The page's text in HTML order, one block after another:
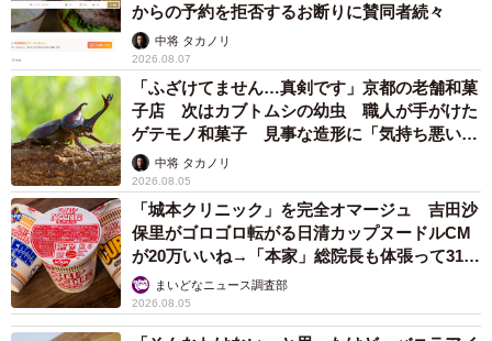
からの予約を拒否するお断りに賛同者続々
中将 タカノリ
2026.08.07
「ふざけてません…真剣です」京都の老舗和菓
子店 次はカブトムシの幼虫 職人が手がけた
ゲテモノ和菓子 見事な造形に「気持ち悪いく
らいリアル」
中将 タカノリ
2026.08.05
「城本クリニック」を完全オマージュ 吉田沙
保里がゴロゴロ転がる日清カップヌードルCM
が20万いいね→「本家」総院長も体張って31万
いいねまいどなニュース調査部
2026.08.05